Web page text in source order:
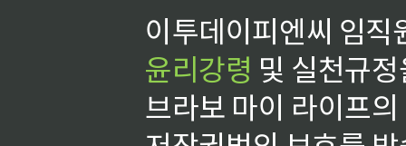
이투데이피엔씨 임
윤리강령 및 실천규
브라보 마이 라이프